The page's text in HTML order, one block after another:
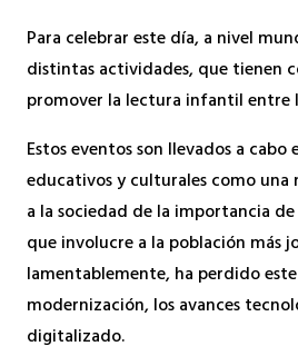
Para celebrar este día, a nivel
distintas actividades, que tienen
promover la lectura infantil entre
Estos eventos son llevados a cabo
educativos y culturales como una
a la sociedad de la importancia
que involucre a la población más
lamentablemente, ha perdido
modernización, los avances
digitalizado.